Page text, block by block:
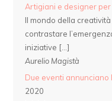
Artigiani e designer
Il mondo della
contrastare
iniziative […]
Aurelio Magistà
Due eventi
2020